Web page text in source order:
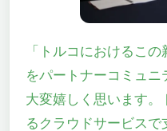
「トルコにおけるこ
をパートナーコミュニ
大変嬉しく思います
るクラウドサービスで